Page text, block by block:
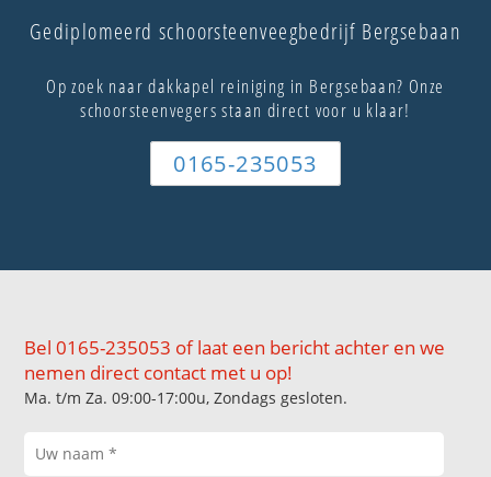
Gediplomeerd schoorsteenveegbedrijf Bergsebaan
Op zoek naar dakkapel reiniging in Bergsebaan? Onze
schoorsteenvegers staan direct voor u klaar!
0165-235053
Bel 0165-235053 of laat een bericht achter en we
nemen direct contact met u op!
Ma. t/m Za. 09:00-17:00u, Zondags gesloten.